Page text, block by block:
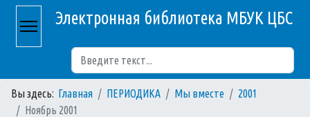
Электронная библиотека МБУК ЦБС
Вы здесь: Главная ПЕРИОДИКА Мы вместе
2001
Ноябрь 2001